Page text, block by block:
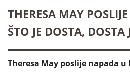
THERESA MAY
ŠTO JE DOSTA, DOSTA
Theresa May poslije napada